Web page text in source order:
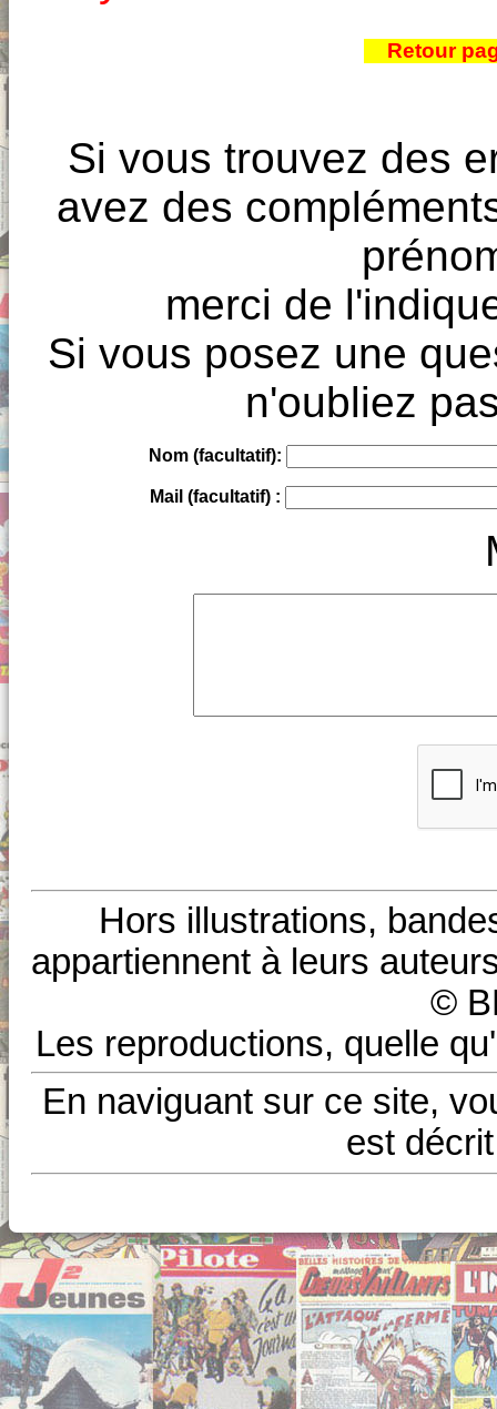
Retour
Si vous trouvez des
avez des
merci de
Si vous posez une
n'oubliez
Nom (facultatif):
Mail (facultatif) :
Hors illustrations,
appartiennent à leurs
©
Les reproductions, quelle
En naviguant sur ce site,
est